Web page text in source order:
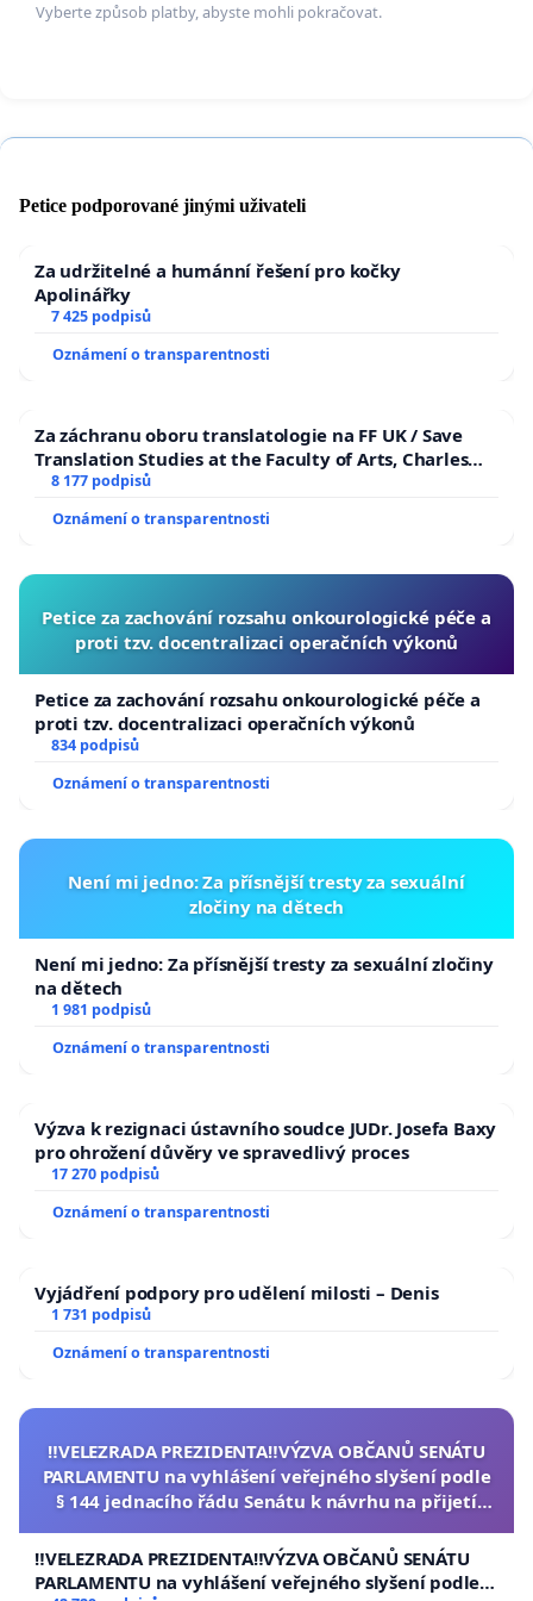
Chov psa na řetězu je častou příčinou vzniku
neuroticky, úzkostlivě a agresivně
— Pes je sociální, živý tvor, jehož silnou motivací je
pro psa naprosto nevyhovující a nenaplňuje jeho
—Psům na řetězu je znemožněna možnost
kterému čelí(člověk, jiný pes, povětrnostní
—Chov psů na řetězu nenaplňuje tzv. welfare
zacházení se zvířaty, které se drží následujících
1) svoboda od hladu, žízně a podvýživy
4) svoboda projevit přirozené chován
5) svoboda od stresu, strachu a úzkosti
6) vykonávat svobodně a osobně kontrolu nad
zásadně omezené.
rovněž nově definovány podmínky a parametry pro
ohledu na to, zda je účelem jejich chovu
prostřednictvím: NOVELIZACE ZÁKONA NA
TÝRÁNÍ A VETERINÁRNÍHO ZÁKONA,
Tuto petici podává: JUDr. Jiří Pospíšil (předseda spolku
europoslanec), Na Kampě 512/11, Malá Strana, 118 00
Adresa pro zasílání petičních archů: JUDr. Jiří
Vyberte způsob platby, abyste mohli pokračovat.
Petice podporované jinými uživateli
Za udržitelné a humánní řešení pro kočky
Apolinářky
7 425 podpisů
Oznámení o transparentnosti
Za záchranu oboru translatologie na FF UK / Save
Translation Studies at the Faculty of Arts, Charles
University
8 177 podpisů
Oznámení o transparentnosti
Petice za zachování rozsahu onkourologické péče a
proti tzv. docentralizaci operačních výkonů
Petice za zachování rozsahu onkourologické péče a
proti tzv. docentralizaci operačních výkonů
834 podpisů
Oznámení o transparentnosti
Není mi jedno: Za přísnější tresty za sexuální
zločiny na dětech
Není mi jedno: Za přísnější tresty za sexuální zločiny
na dětech
1 981 podpisů
Oznámení o transparentnosti
Výzva k rezignaci ústavního soudce JUDr. Josefa Baxy
pro ohrožení důvěry ve spravedlivý proces
17 270 podpisů
Oznámení o transparentnosti
Vyjádření podpory pro udělení milosti – Denis
1 731 podpisů
Oznámení o transparentnosti
‼️VELEZRADA PREZIDENTA‼️VÝZVA OBČANŮ SENÁTU
PARLAMENTU na vyhlášení veřejného slyšení podle
§ 144 jednacího řádu Senátu k návrhu na přijetí
republiky
‼️VELEZRADA PREZIDENTA‼️VÝZVA OBČANŮ SENÁTU
PARLAMENTU na vyhlášení veřejného slyšení podle §